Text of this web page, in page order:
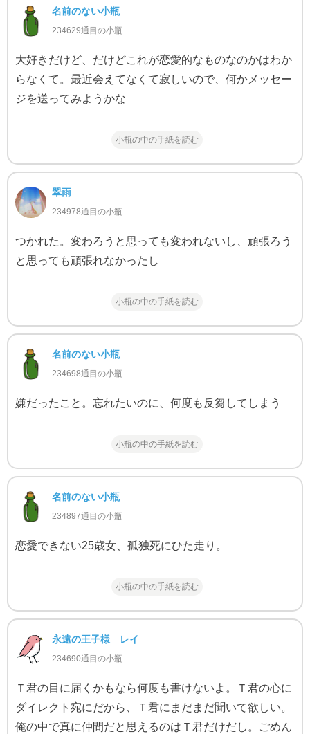
名前のない小瓶
234629通目の小瓶
大好きだけど、だけどこれが恋愛的なものなのかはわか
らなくて。最近会えてなくて寂しいので、何かメッセー
ジを送ってみようかな
小瓶の中の手紙を読む
翠雨
234978通目の小瓶
つかれた。変わろうと思っても変われないし、頑張ろう
と思っても頑張れなかったし
小瓶の中の手紙を読む
名前のない小瓶
234698通目の小瓶
嫌だったこと。忘れたいのに、何度も反芻してしまう
小瓶の中の手紙を読む
名前のない小瓶
234897通目の小瓶
恋愛できない25歳女、孤独死にひた走り。
小瓶の中の手紙を読む
永遠の王子様 レイ
234690通目の小瓶
Ｔ君の目に届くかもなら何度も書けないよ。Ｔ君の心に
ダイレクト宛にだから、Ｔ君にまだまだ聞いて欲しい。
俺の中で真に仲間だと思えるのはＴ君だけだし。ごめん